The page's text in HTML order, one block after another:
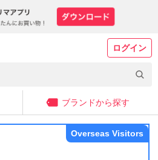
ログイン
ブランドから探す
Overseas Visitors